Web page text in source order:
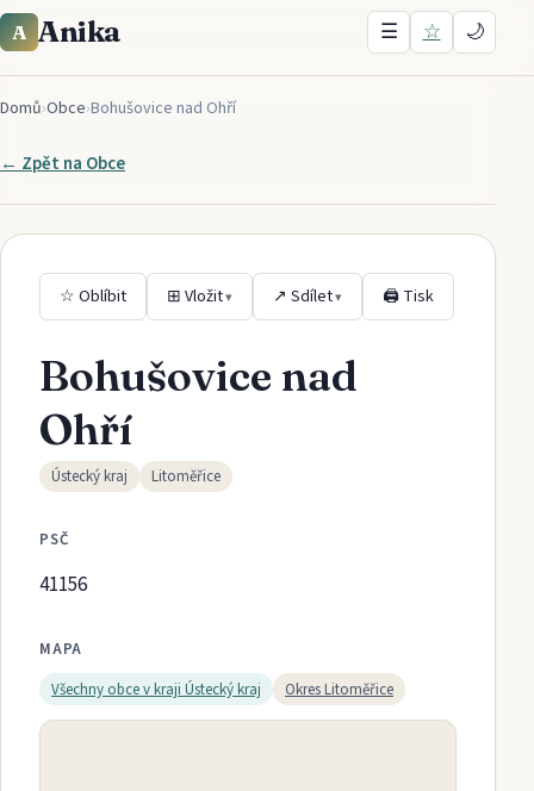
A Anika ☰ ☆ 🌙
Domů›Obce›Bohušovice nad Ohří
← Zpět na Obce
☆ Oblíbit ⊞ Vložit▾ ↗ Sdílet▾ 🖨 Tisk
Bohušovice nad
Ohří
Ústecký kraj Litoměřice
PSČ
41156
MAPA
Všechny obce v kraji Ústecký kraj OkresLitoměřice